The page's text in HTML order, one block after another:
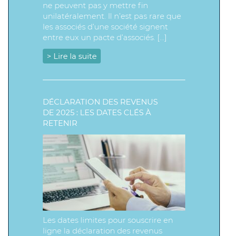
ne peuvent pas y mettre fin
unilatéralement. Il n’est pas rare que
les associés d’une société signent
entre eux un pacte d’associés. […]
> Lire la suite
DÉCLARATION DES REVENUS
DE 2025 : LES DATES CLÉS À
RETENIR
Les dates limites pour souscrire en
ligne la déclaration des revenus